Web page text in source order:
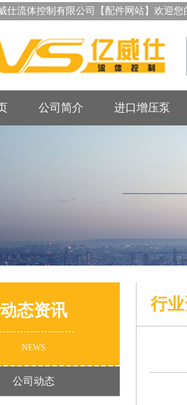
仕流体控制有限公司【配件网站】欢迎您
公司简介 进口增压泵
动态资讯
NEWS
公司动态
行